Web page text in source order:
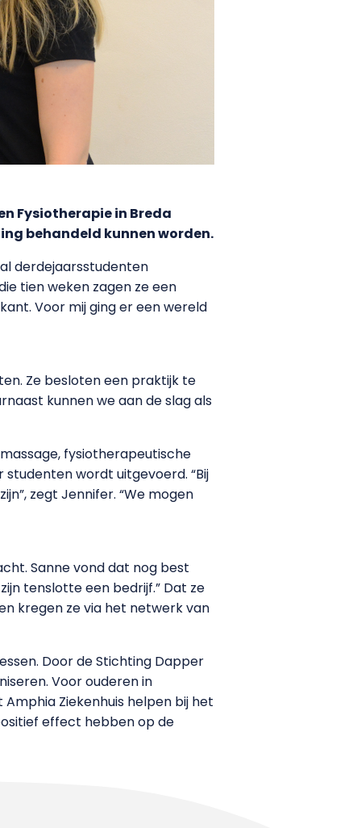
Fysiotherapie in Breda
behandeld kunnen worden.
derdejaarsstudenten
tien weken zagen ze een
Voor mij ging er een wereld
Ze besloten een praktijk te
kunnen we aan de slag als
fysiotherapeutische
wordt uitgevoerd. “Bij
zegt Jennifer. “We mogen
Sanne vond dat nog best
tenslotte een bedrijf.” Dat ze
kregen ze via het netwerk van
Door de Stichting Dapper
Voor ouderen in
Ziekenhuis helpen bij het
effect hebben op de